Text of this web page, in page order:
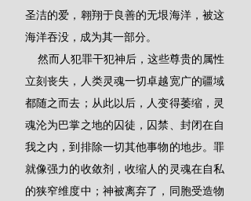
圣洁的爱，翱翔于良善的无垠海洋，被这
海洋吞没，成为其一部分。
立刻丧失，人类灵魂一切卓越宽广的疆域
都随之而去；从此以后，人变得萎缩，灵
魂沦为巴掌之地的囚徒，囚禁、封闭在自
我之内，到排除一切其他事物的地步。罪
就像强力的收敛剂，收缩人的灵魂在自私
的狭窄维度中；神被离弃了，同胞受造物